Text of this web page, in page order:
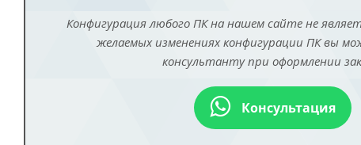
Конфигурация любого ПК на нашем сайте не
желаемых изменениях конфигурации ПК вы
консультанту при оформлении
Консультация